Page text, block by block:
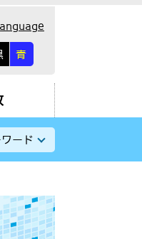
青
ード